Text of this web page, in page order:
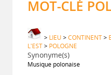
MOT-CLÉ
> LIEU >CONTINENT>
L'EST> POLOGNE
Synonyme(s)
Musique polonaise